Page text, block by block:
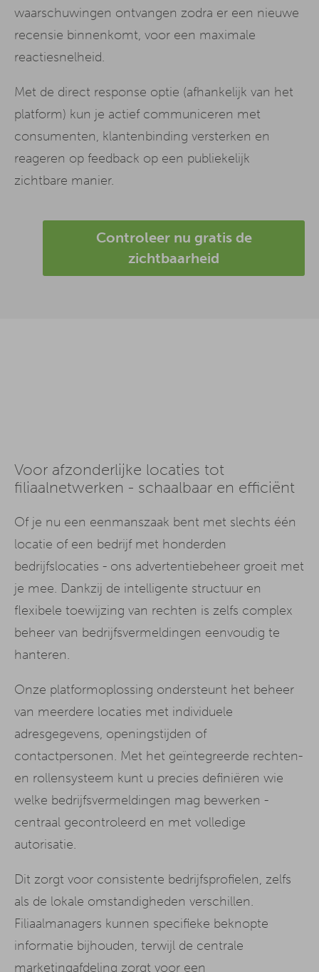
waarschuwingen ontvangen zodra er een nieuwe
recensie binnenkomt, voor een maximale
reactiesnelheid.
Met de direct response optie (afhankelijk van het
platform) kun je actief communiceren met
consumenten, klantenbinding versterken en
reageren op feedback op een publiekelijk
zichtbare manier.
Controleer nu gratis de
zichtbaarheid
Voor afzonderlijke locaties tot
filiaalnetwerken - schaalbaar en efficiënt
Of je nu een eenmanszaak bent met slechts één
locatie of een bedrijf met honderden
bedrijfslocaties - ons advertentiebeheer groeit met
je mee. Dankzij de intelligente structuur en
flexibele toewijzing van rechten is zelfs complex
beheer van bedrijfsvermeldingen eenvoudig te
hanteren.
Onze platformoplossing ondersteunt het beheer
van meerdere locaties met individuele
adresgegevens, openingstijden of
contactpersonen. Met het geïntegreerde rechten-
en rollensysteem kunt u precies definiëren wie
welke bedrijfsvermeldingen mag bewerken -
centraal gecontroleerd en met volledige
autorisatie.
Dit zorgt voor consistente bedrijfsprofielen, zelfs
als de lokale omstandigheden verschillen.
Filiaalmanagers kunnen specifieke beknopte
informatie bijhouden, terwijl de centrale
marketingafdeling zorgt voor een